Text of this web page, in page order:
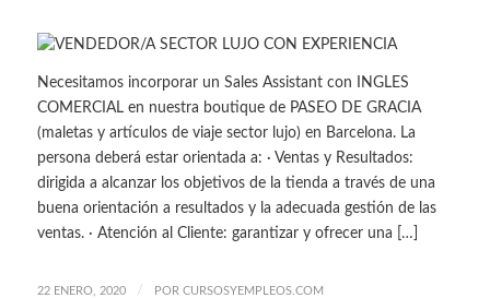
Necesitamos incorporar un Sales Assistant con INGLES
COMERCIAL en nuestra boutique de PASEO DE GRACIA
(maletas y artículos de viaje sector lujo) en Barcelona. La
persona deberá estar orientada a: · Ventas y Resultados:
dirigida a alcanzar los objetivos de la tienda a través de una
buena orientación a resultados y la adecuada gestión de las
ventas. · Atención al Cliente: garantizar y ofrecer una […]
22 ENERO, 2020 / POR CURSOSYEMPLEOS.COM